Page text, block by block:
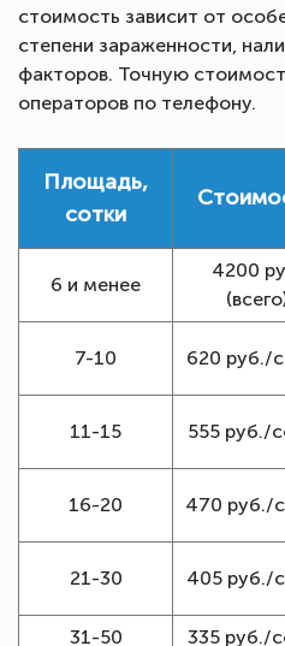
стоимость зависит от
степени зараженности,
факторов. Точную
операторов по телефону.
Площадь,
сотки
6 и менее
4200
7-10 620 руб./
11-15 555 руб./
16-20 470 руб./
21-30 405 руб./
31-50 335 руб./